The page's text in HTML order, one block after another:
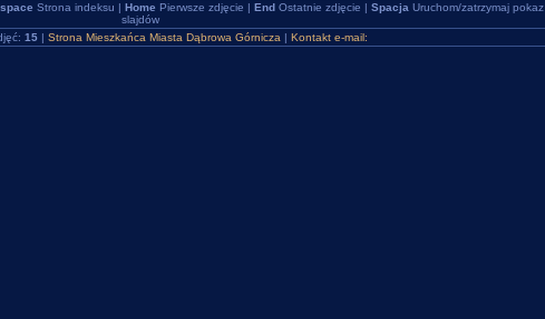
Strona indeksu | Home Pierwsze zdjęcie | EndOstatnie zdjęcie | Spacja Uruchom/zatrzymaj pokaz
slajdów
15 | Strona Mieszkańca Miasta Dąbrowa Górnicza | Kontakt e-mail: